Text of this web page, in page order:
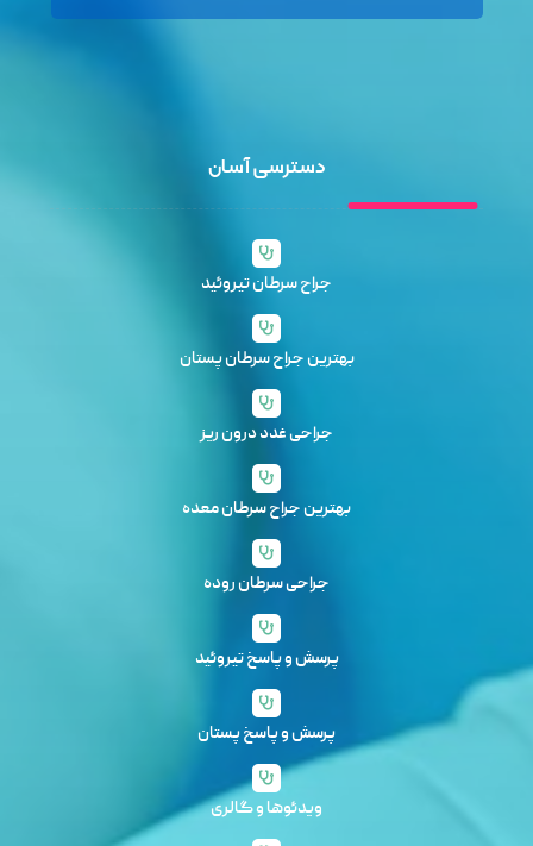
دسترسی آسان
جراح سرطان تیروئید
بهترین جراح سرطان پستان
جراحی غدد درون ریز
بهترین جراح سرطان معده
جراحی سرطان روده
پرسش و پاسخ تیروئید
پرسش و پاسخ پستان
ویدئوها و گالری